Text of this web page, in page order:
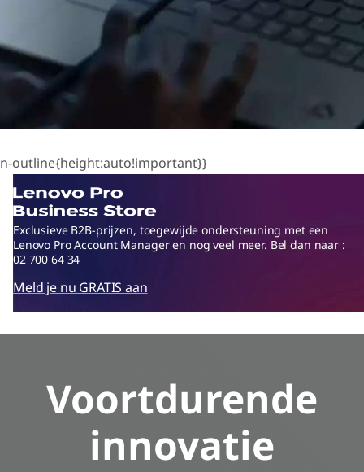
n-outline{height:auto!important}}
Exclusieve B2B-prijzen, toegewijde ondersteuning met een
Lenovo Pro Account Manager en nog veel meer. Bel dan naar :
02 700 64 34
Meld je nu GRATIS aan
Voortdurende
innovatie